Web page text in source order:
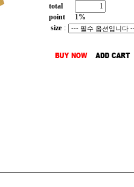
total
point
1%
size :